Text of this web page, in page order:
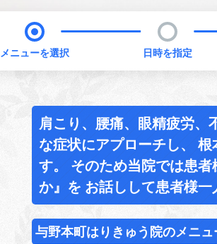
メニューを選択 日時を指定
肩こり、腰痛、眼精疲労、
な症状にアプローチし、
す。 そのため当院では患
か』を お話しして患者様一
与野本町はりきゅう院のメニュ